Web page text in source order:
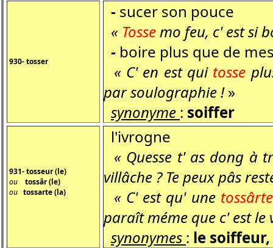
930- tosser
- sucer son pouce
« Tosse mo feu, c' est si
- boire plus que de
« C' en est qui tosse
par soulographie !»
synonyme : soiffer
931- tosseur (le)
ou tossâr (le)
ou tossarte (la)
l'ivrogne
« Quesse t' as dong à
villâche ? Te peux pâs
« C' est qu' une tossârte
paraît méme que c' est
synonymes : le